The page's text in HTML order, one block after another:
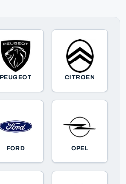
PEUGEOT CITROEN
FORD OPEL